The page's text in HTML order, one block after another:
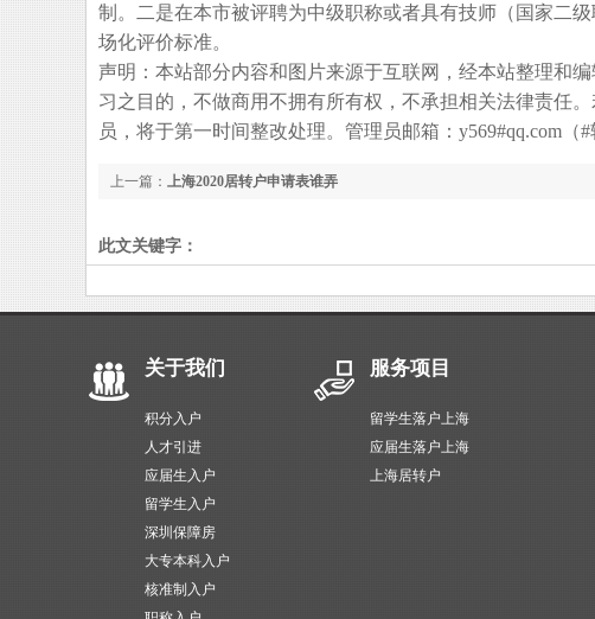
制。二是在本市被评聘为中级职称或者具有技师（国家二
场化评价标准。
声明：本站部分内容和图片来源于互联网，经本站整理和
习之目的，不做商用不拥有所有权，不承担相关法律责任
员，将于第一时间整改处理。管理员邮箱：y569#qq.com（#
上一篇： 上海2020居转户申请表谁弄
此文关键字：
关于我们
积分入户
人才引进
应届生入户
留学生入户
深圳保障房
大专本科入户
核准制入户
服务项目
留学生落户上海
应届生落户上海
上海居转户